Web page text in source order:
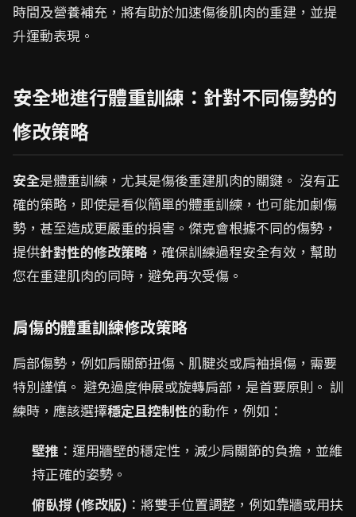
時間及營養補充，將有助於加速傷後肌肉的重建，並提
升運動表現。
安全地進行體重訓練：針對不同傷勢的
修改策略
安全是體重訓練，尤其是傷後重建肌肉的關鍵。 沒有正
確的策略，即使是看似簡單的體重訓練，也可能加劇傷
勢，甚至造成更嚴重的損害。傑克會根據不同的傷勢，
提供針對性的修改策略 ，確保訓練過程安全有效，幫助
您在重建肌肉的同時，避免再次受傷。
肩傷的體重訓練修改策略
肩部傷勢，例如肩關節扭傷、肌腱炎或肩袖損傷，需要
特別謹慎。 避免過度伸展或旋轉肩部，是首要原則。 訓
練時，應該選擇穩定且控制性的動作，例如：
壁推 ：運用牆壁的穩定性，減少肩關節的負擔，並維
持正確的姿勢。
俯臥撐 (修改版) ：將雙手位置調整，例如靠牆或用扶